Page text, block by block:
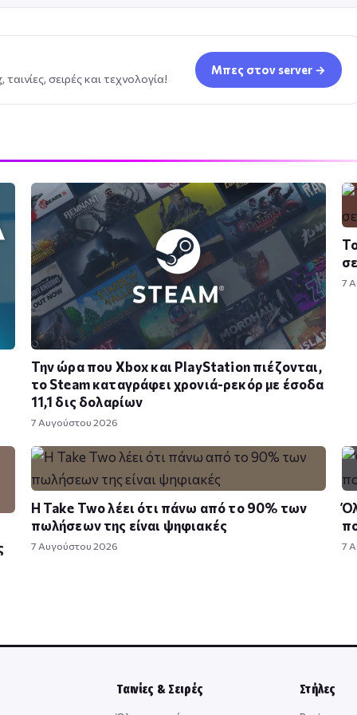
σειρές και τεχνολογία!
Μπες στον server →
Την ώρα που Xbox και PlayStation πιέζονται,
το Steam καταγράφει χρονιά-ρεκόρ με έσοδα
11,1 δις δολαρίων
7 Αυγούστου 2026
7
Η Take Twο λέει ότι πάνω από το 90% των
πωλήσεων της είναι ψηφιακές
7 Αυγούστου 2026 7
Ταινίες & Σειρές Στήλες